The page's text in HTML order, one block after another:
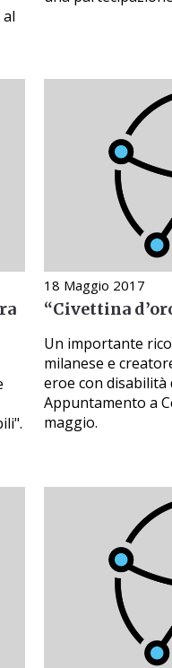
18 Maggio 2017
“Civettina
Un importante
milanese e
eroe con
Appuntamento a
maggio.